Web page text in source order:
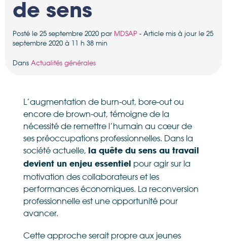
de sens
Posté le 25 septembre 2020 par MDSAP - Article mis à jour le 25
septembre 2020 à 11 h 38 min
Dans Actualités générales
L’augmentation de burn-out, bore-out ou
encore de brown-out, témoigne de la
nécessité de remettre l’humain au cœur de
ses préoccupations professionnelles. Dans la
société actuelle,
la quête du sens au travail
devient un enjeu essentiel
pour agir sur la
motivation des collaborateurs et les
performances économiques. La reconversion
professionnelle est une opportunité pour
avancer.
Cette approche serait propre aux jeunes